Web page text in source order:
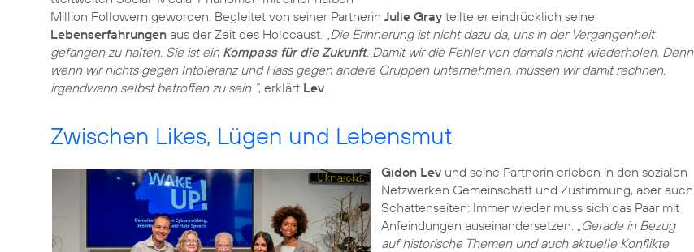
Million Followern geworden. Begleitet von seiner Partnerin Julie Gray teilte er eindrücklich seine
Lebenserfahrungen aus der Zeit des Holocaust. „Die Erinnerung ist nicht dazu da, uns in der Vergangenheit
gefangen zu halten. Sie ist ein Kompass für die Zukunft. Damit wir die Fehler von damals nicht wiederholen. Denn
wenn wir nichts gegen Intoleranz und Hass gegen andere Gruppen unternehmen, müssen wir damit rechnen,
irgendwann selbst betroffen zu sein “, erklärt Lev.
Zwischen Likes, Lügen und Lebensmut
Gidon Levund seine Partnerin erleben in den sozialen
Netzwerken Gemeinschaft und Zustimmung, aber auch
Schattenseiten: Immer wieder muss sich das Paar mit
Anfeindungen auseinandersetzen. „Gerade in Bezug
auf historische Themen und auch aktuelle Konflikte